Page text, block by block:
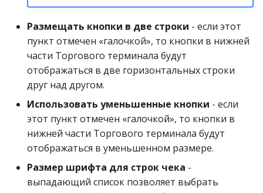
Размещать кнопки в две строки - если этот
пункт отмечен «галочкой», то кнопки в нижней
части Торгового терминала будут
отображаться в две горизонтальных строки
друг над другом.
Использовать уменьшенные кнопки - если
этот пункт отмечен «галочкой», то кнопки в
нижней части Торгового терминала будут
отображаться в уменьшенном размере.
Размер шрифта для строк чека -
выпадающий список позволяет выбрать